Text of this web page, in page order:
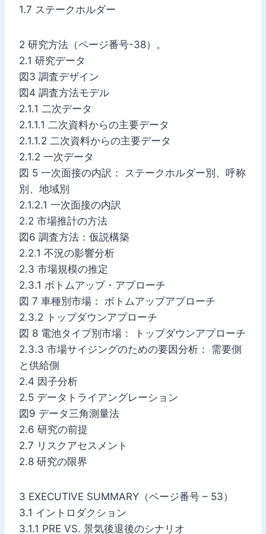
1.7 ステークホルダー
2 研究方法（ページ番号-38）。
2.1 研究データ
図3 調査デザイン
図4 調査方法モデル
2.1.1 二次データ
2.1.1.1 二次資料からの主要データ
2.1.1.2 二次資料からの主要データ
2.1.2 一次データ
図 5 一次面接の内訳： ステークホルダー別、呼称
別、地域別
2.1.2.1 一次面接の内訳
2.2 市場推計の方法
図6 調査方法：仮説構築
2.2.1 不況の影響分析
2.3 市場規模の推定
2.3.1 ボトムアップ・アプローチ
図 7 車種別市場： ボトムアップアプローチ
2.3.2 トップダウンアプローチ
図 8 電池タイプ別市場： トップダウンアプローチ
2.3.3 市場サイジングのための要因分析： 需要側
と供給側
2.4 因子分析
2.5 データトライアングレーション
図9 データ三角測量法
2.6 研究の前提
2.7 リスクアセスメント
2.8 研究の限界
3 EXECUTIVE SUMMARY（ページ番号 – 53）
3.1 イントロダクション
3.1.1 PRE VS. 景気後退後のシナリオ